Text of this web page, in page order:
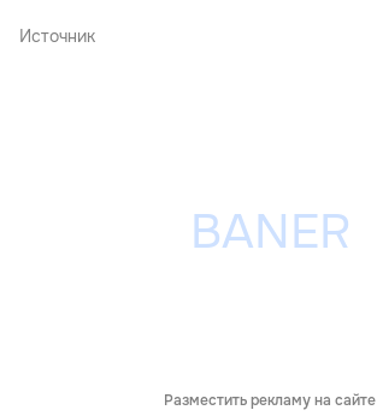
Источник
Разместить рекламу на сайте